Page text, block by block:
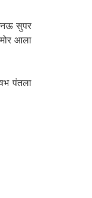
सुपर
आला
पंतला